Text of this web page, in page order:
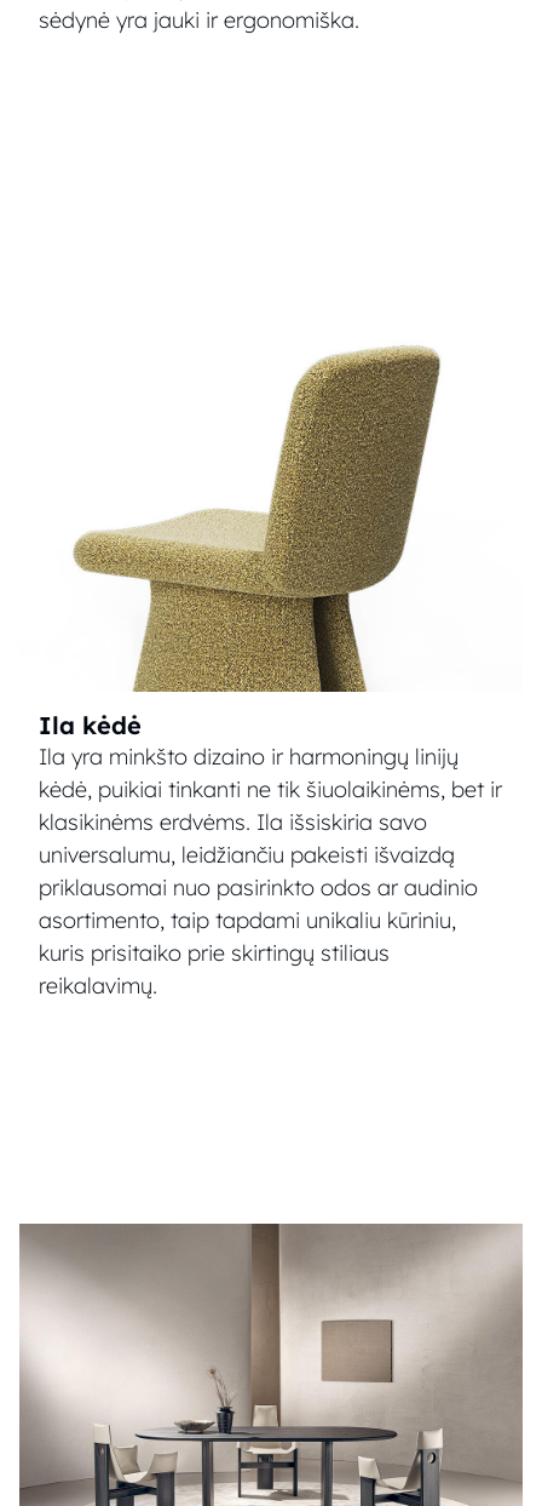
sėdynė yra jauki ir ergonomiška.
Ila kėdė
Ila yra minkšto dizaino ir harmoningų linijų
kėdė, puikiai tinkanti ne tik šiuolaikinėms, bet ir
klasikinėms erdvėms. Ila išsiskiria savo
universalumu, leidžiančiu pakeisti išvaizdą
priklausomai nuo pasirinkto odos ar audinio
asortimento, taip tapdami unikaliu kūriniu,
kuris prisitaiko prie skirtingų stiliaus
reikalavimų.